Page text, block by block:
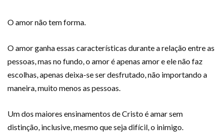
O amor não tem forma.
O amor ganha essas características durante a relação entre as
pessoas, mas no fundo, o amor é apenas amor e ele não faz
escolhas, apenas deixa-se ser desfrutado, não importando a
maneira, muito menos as pessoas.
Um dos maiores ensinamentos de Cristo é amar sem
distinção, inclusive, mesmo que seja difícil, o inimigo.